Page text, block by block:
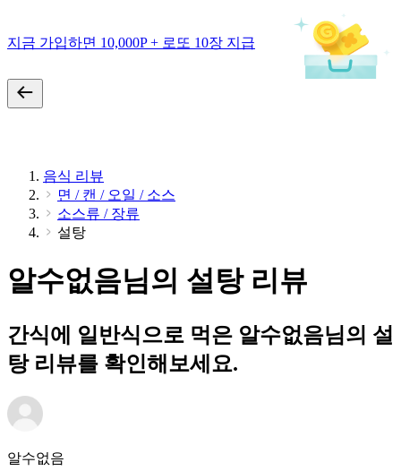
지금 가입하면 10,000P + 로또 10장 지급
음식 리뷰
면 / 캔 / 오일 / 소스
소스류 / 장류
설탕
알수없음님의 설탕 리뷰
간식에 일반식으로 먹은 알수없음님의 설
탕 리뷰를 확인해보세요.
알수없음